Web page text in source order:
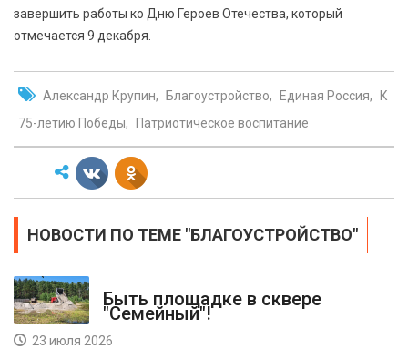
завершить работы ко Дню Героев Отечества, который
отмечается 9 декабря.
Александр Крупин Благоустройство Единая Россия
К
75-летию Победы
Патриотическое воспитание
НОВОСТИ ПО ТЕМЕ "БЛАГОУСТРОЙСТВО"
Быть площадке в сквере
"Семейный"!
23 июля 2026